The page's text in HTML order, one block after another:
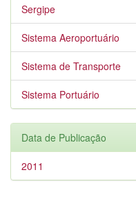
Sergipe
Sistema Aeroportuário
Sistema de Transporte
Sistema Portuário
Data de Publicação
2011